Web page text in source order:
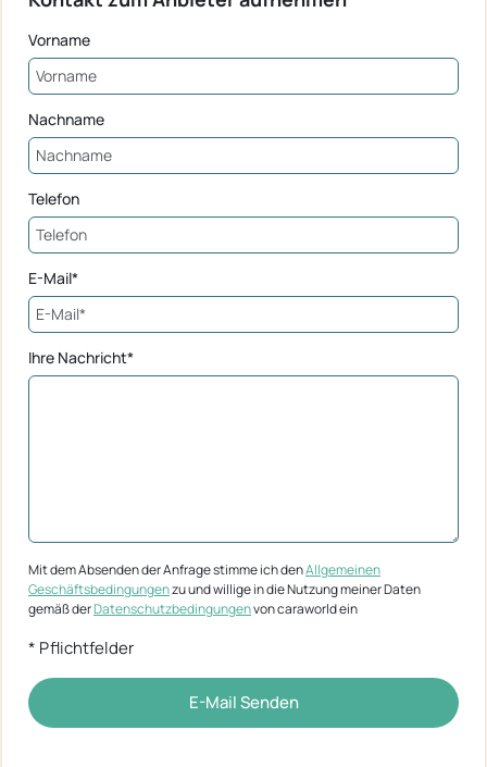
Vorname
Nachname
Telefon
E-Mail*
Ihre Nachricht*
Mit dem Absenden der Anfrage stimme ich denAllgemeinen
Geschäftsbedingungenzu und willige in die Nutzung meiner Daten
gemäß derDatenschutzbedingungenvon caraworld ein
* Pflichtfelder
E-Mail Senden